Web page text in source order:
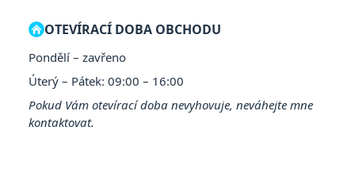
OTEVÍRACÍ DOBA OBCHODU
Pondělí – zavřeno
Úterý – Pátek: 09:00 – 16:00
Pokud Vám otevírací doba nevyhovuje, neváhejte mne
kontaktovat.